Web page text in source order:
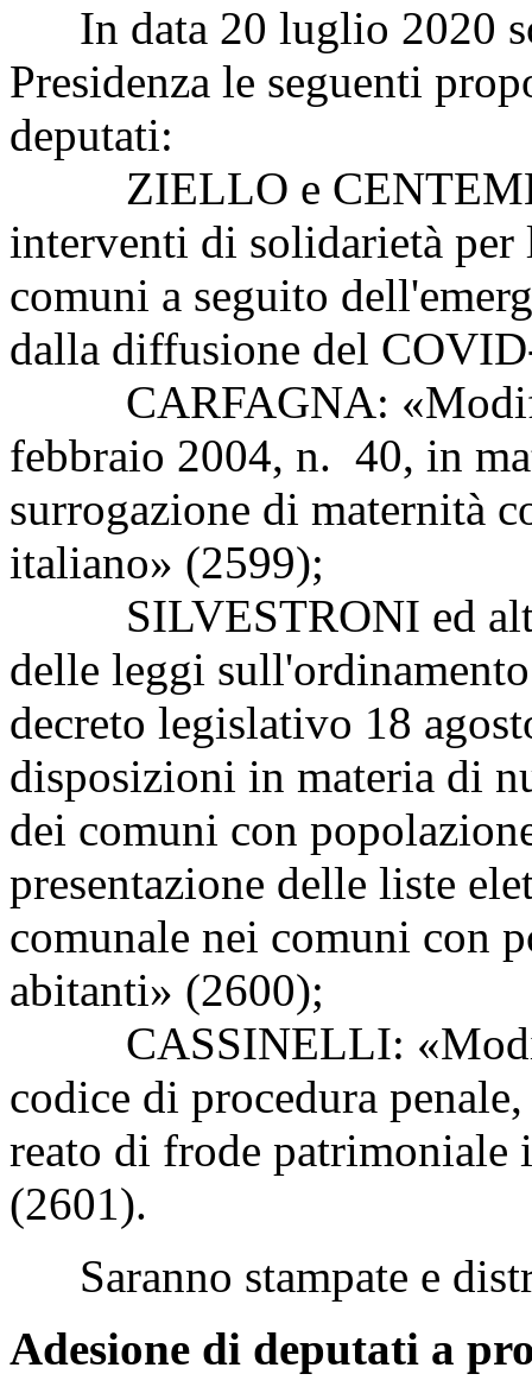
In data 20 luglio 2020
Presidenza le seguenti
deputati:
ZIELLO e
interventi di solidarietà
comuni a seguito
dalla diffusione del
CARFAGNA:
febbraio 2004, n. 40, in
surrogazione di maternità
italiano» (2599);
SILVESTRONI ed
delle leggi
decreto legislativo 18
disposizioni in materia di
dei comuni con
presentazione delle liste
comunale nei comuni con
abitanti» (2600);
CASSINELLI:
codice di procedura
reato di frode
(2601).
Saranno stampate e
Adesione di deputati a